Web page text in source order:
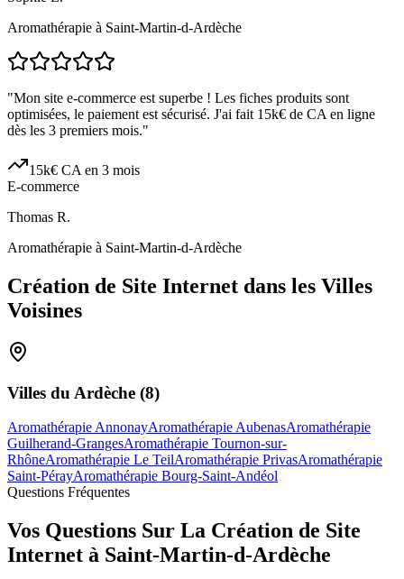
Aromathérapie à Saint-Martin-d-Ardèche
"Mon site e-commerce est superbe ! Les fiches produits sont
optimisées, le paiement est sécurisé. J'ai fait 15k€ de CA en ligne
dès les 3 premiers mois."
15k€ CA en 3 mois
E-commerce
Thomas R.
Aromathérapie à Saint-Martin-d-Ardèche
Création de Site Internet dans les Villes
Voisines
Villes du Ardèche (8)
Aromathérapie AnnonayAromathérapie AubenasAromathérapie
Guilherand-GrangesAromathérapie Tournon-sur-
RhôneAromathérapie Le TeilAromathérapie PrivasAromathérapie
Saint-PérayAromathérapie Bourg-Saint-Andéol
Questions Fréquentes
Vos Questions Sur La Création de Site
Internet à Saint-Martin-d-Ardèche